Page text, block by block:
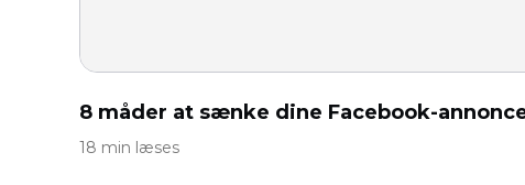
8 måder at sænke dine Facebook-
18 min læses